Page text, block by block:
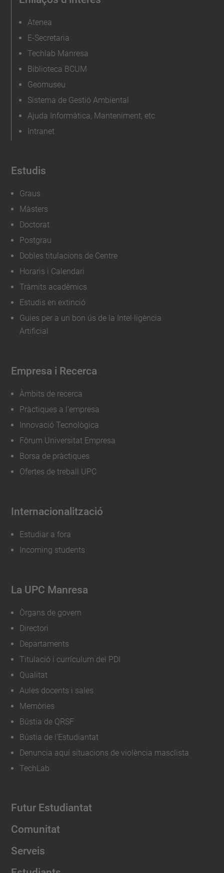
Estudis
Graus
Màsters
Doctorat
Postgrau
Dobles titulacions de Centre
Horaris i Calendari
Tràmits acadèmics
Estudis en extinció
Guies per a un bon ús de la Intel·ligència
Artificial
Empresa i Recerca
Àmbits de recerca
Pràctiques a l'empresa
Innovació Tecnològica
Fòrum Universitat Empresa
Borsa de pràctiques
Ofertes de treball UPC
Internacionalització
Estudiar a fora
Incoming students
La UPC Manresa
Òrgans de govern
Directori
Departaments
Titulació i currículum del PDI
Qualitat
Aules docents i sales
Memòries
Bústia de QRSF
Bústia de l'Estudiantat
Denuncia aquí situacions de violència masclista
TechLab
Futur Estudiantat
Comunitat
Serveis
Atenea
E-Secretaria
Techlab Manresa
Biblioteca BCUM
Geomuseu
Sistema de Gestió Ambiental
Ajuda Informàtica, Manteniment, etc
Intranet